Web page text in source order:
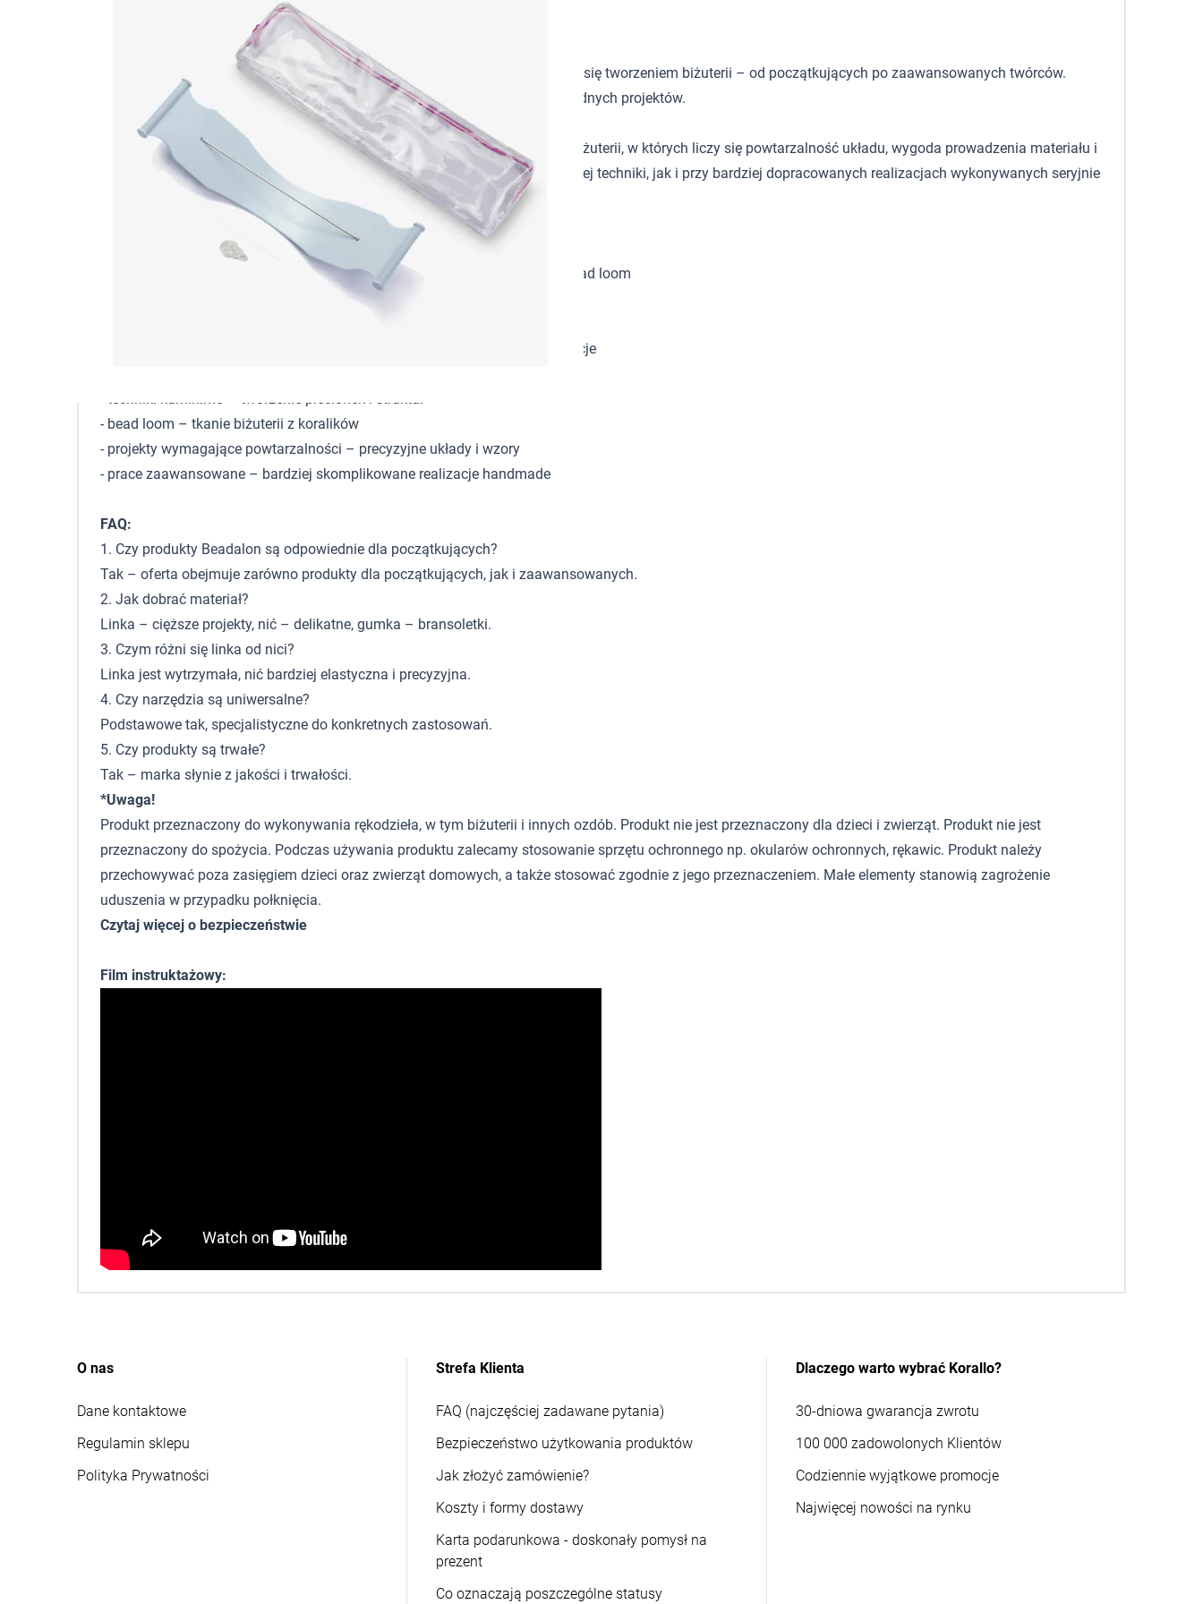
Beadalon krosno plastikowe 30cm
Materiały i narzędzia Beadalon są chętnie wybierane przez osoby zajmujące się tworzeniem biżuterii – od początkujących po zaawansowanych twórców.
Łączą trwałość wykonania z funkcjonalnością, ułatwiając realizację różnorodnych projektów.
Produkt został przygotowany z myślą o konkretnych technikach tworzenia biżuterii, w których liczy się powtarzalność układu, wygoda prowadzenia materiału i
większa kontrola nad formą projektu. Ułatwia pracę zarówno przy nauce danej techniki, jak i przy bardziej dopracowanych realizacjach wykonywanych seryjnie
lub hobbystycznie.
Dlaczego warto je wybrać:
- umożliwiają pracę w konkretnych technikach – takich jak kumihimo czy bead loom
- zwiększają kontrolę nad projektem – pozwalają uzyskać powtarzalny efekt
- poprawiają jakość wykonania – umożliwiają bardziej dopracowane realizacje
- techniki kumihimo – tworzenie plecionek i struktur
- bead loom – tkanie biżuterii z koralików
- projekty wymagające powtarzalności – precyzyjne układy i wzory
- prace zaawansowane – bardziej skomplikowane realizacje handmade
FAQ:
1. Czy produkty Beadalon są odpowiednie dla początkujących?
Tak – oferta obejmuje zarówno produkty dla początkujących, jak i zaawansowanych.
2. Jak dobrać materiał?
Linka – cięższe projekty, nić – delikatne, gumka – bransoletki.
3. Czym różni się linka od nici?
Linka jest wytrzymała, nić bardziej elastyczna i precyzyjna.
4. Czy narzędzia są uniwersalne?
Podstawowe tak, specjalistyczne do konkretnych zastosowań.
5. Czy produkty są trwałe?
Tak – marka słynie z jakości i trwałości.
*Uwaga!
Produkt przeznaczony do wykonywania rękodzieła, w tym biżuterii i innych ozdób. Produkt nie jest przeznaczony dla dzieci i zwierząt. Produkt nie jest
przeznaczony do spożycia. Podczas używania produktu zalecamy stosowanie sprzętu ochronnego np. okularów ochronnych, rękawic. Produkt należy
przechowywać poza zasięgiem dzieci oraz zwierząt domowych, a także stosować zgodnie z jego przeznaczeniem. Małe elementy stanowią zagrożenie
uduszenia w przypadku połknięcia.
Czytaj więcej o bezpieczeństwie
Film instruktażowy:
O nas
Dane kontaktowe
Regulamin sklepu
Polityka Prywatności
Strefa Klienta
FAQ (najczęściej zadawane pytania)
Bezpieczeństwo użytkowania produktów
Jak złożyć zamówienie?
Koszty i formy dostawy
Karta podarunkowa - doskonały pomysł na
prezent
Co oznaczają poszczególne statusy
Dlaczego warto wybrać Korallo?
30-dniowa gwarancja zwrotu
100 000 zadowolonych Klientów
Codziennie wyjątkowe promocje
Najwięcej nowości na rynku